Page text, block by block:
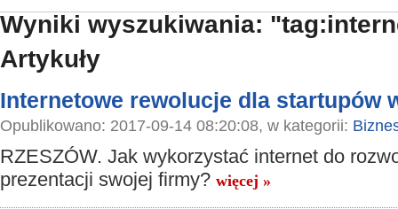
Wyniki wyszukiwania:
Artykuły
Internetowe rewolucje dla startupów
Opublikowano: 2017-09-14 08:20:08, w kategorii:
RZESZÓW. Jak wykorzystać internet do
prezentacji swojej firmy? więcej »